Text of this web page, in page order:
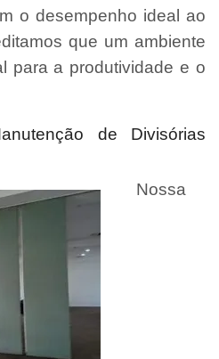
o desempenho ideal ao
que um ambiente
para a produtividade e o
de Divisórias
Nossa